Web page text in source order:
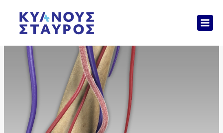
περιεχόμενο